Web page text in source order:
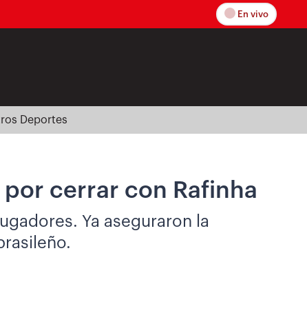
En vivo
Deportes
cerrar con Rafinha
Ya aseguraron la